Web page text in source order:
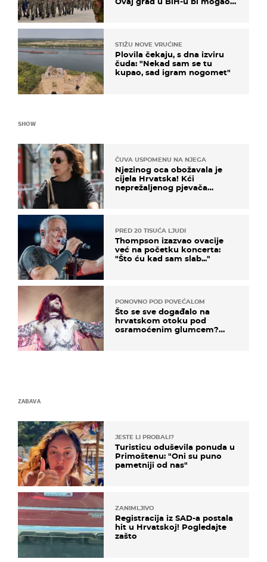
STIŽU NOVE VRUĆINE
Plovila čekaju, s dna izviru
čuda: "Nekad sam se tu
kupao, sad igram nogomet"
SHOW
ČUVA USPOMENU NA NJEGA
Njezinog oca obožavala je
cijela Hrvatska! Kći
neprežaljenog pjevača
PRED 20 TISUĆA LJUDI
Thompson izazvao ovacije
već na početku koncerta:
"Što ću kad sam slab..."
PONOVNO POD POVEĆALOM
Što se sve događalo na
hrvatskom otoku pod
osramoćenim glumcem?
ZABAVA
JESTE LI PROBALI?
Turisticu oduševila ponuda u
Primoštenu: "Oni su puno
pametniji od nas"
ZANIMLJIVO
Registracija iz SAD-a postala
hit u Hrvatskoj! Pogledajte
zašto